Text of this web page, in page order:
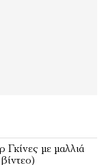
Γκίνες με μαλλιά